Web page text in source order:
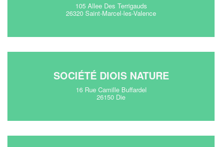
105 Allee Des Terrigauds
26320 Saint-Marcel-les-Valence
SOCIÉTÉ DIOIS NATURE
16 Rue Camille Buffardel
26150 Die